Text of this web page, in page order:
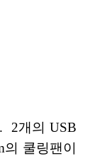
2개의 USB
쿨링팬이